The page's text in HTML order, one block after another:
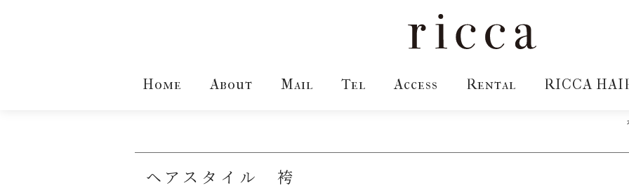
Home About Mail Tel Access Rental RICCA
ヘアスタイル 袴